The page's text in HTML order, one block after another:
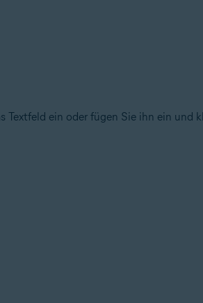
ein oder fügen Sie ihn ein und